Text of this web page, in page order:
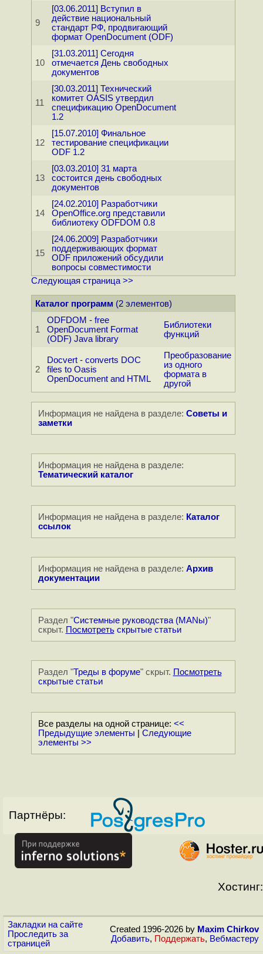
9
[03.06.2011] Вступил в
действие национальный
стандарт РФ, продвигающий
формат OpenDocument (ODF)
10
[31.03.2011] Сегодня
отмечается День свободных
документов
11
[30.03.2011] Технический
комитет OASIS утвердил
спецификацию OpenDocument
1.2
12
[15.07.2010] Финальное
тестирование спецификации
ODF 1.2
13
[03.03.2010] 31 марта
состоится день свободных
документов
14
[24.02.2010] Разработчики
OpenOffice.org представили
библиотеку ODFDOM 0.8
15
[24.06.2009] Разработчики
поддерживающих формат
ODF приложений обсудили
вопросы совместимости
Следующая страница >>
Каталог программ (2 элементов)
1
ODFDOM - free
OpenDocument Format
(ODF) Java library
Библиотеки
функций
2
Docvert - converts DOC
files to Oasis
OpenDocument and HTML
Преобразование
из одного
формата в
другой
Информация не найдена в разделе: Советы и
заметки
Информация не найдена в разделе:
Тематический каталог
Информация не найдена в разделе: Каталог
ссылок
Информация не найдена в разделе: Архив
документации
Раздел "Системные руководства (MANы)"
скрыт. Посмотретьскрытые статьи
Раздел "Треды в форуме" скрыт. Посмотреть
скрытые статьи
Все разделы на одной странице: <<
Предыдущие элементы
Следующие
элементы >>
Партнёры:
Хостинг:
Закладки на сайте
Проследить за
страницей
Created 1996-2026 by Maxim Chirkov
Добавить, Поддержать, Вебмастеру